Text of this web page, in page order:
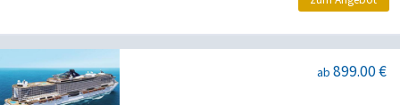
ab 899.00 €